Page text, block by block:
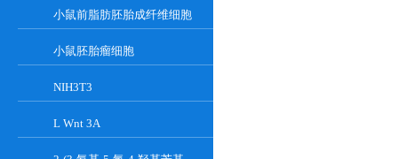
小鼠前脂肪胚胎成纤维细胞
小鼠胚胎瘤细胞
NIH3T3
L Wnt 3A